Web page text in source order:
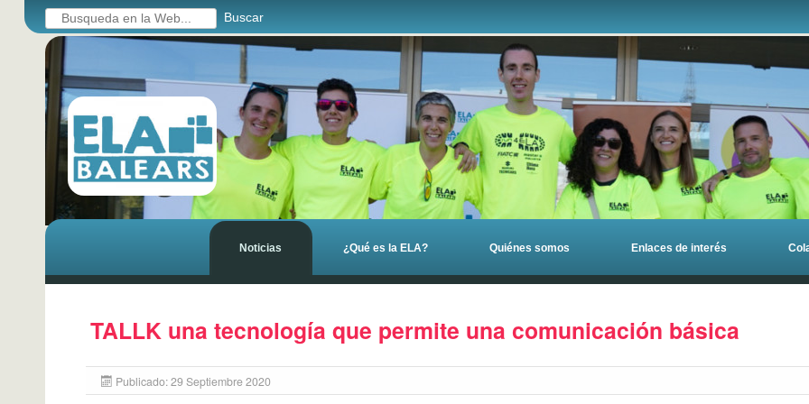
Ruta de acceso
Buscar... Buscar
Menú principal Noticias ¿Qué es la ELA? Quiénes somos Enlaces de interés
TALLK una tecnología que permite una comunicación básica
Publicado: 29 Septiembre 2020